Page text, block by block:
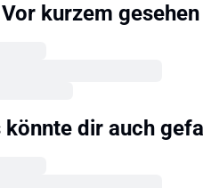
Vor kurzem gesehen
könnte dir auch